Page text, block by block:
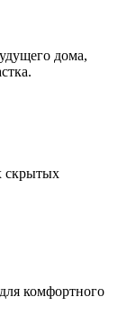
дома,
скрытых
комфортного